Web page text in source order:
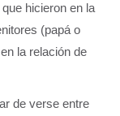
hicieron en la
(papá o
la relación de
de verse entre